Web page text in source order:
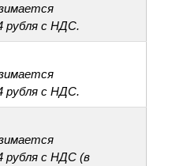
рубля с НДС.
рубля с НДС.
рубля с НДС (в